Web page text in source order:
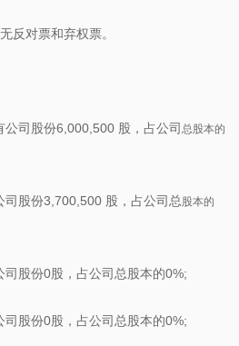
反对票和弃权票。
司股份6,000,500 股，占公司 总股本的
股份3,700,500 股，占公司总 股本的
股份0股，占公司总股本的0%;
股份0股，占公司总股本的0%;